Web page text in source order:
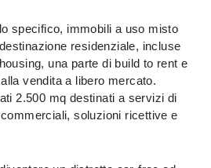
specifico, immobili a uso misto
residenziale, incluse
una parte di build to rent e
vendita a libero mercato.
2.500 mq destinati a servizi di
soluzioni ricettive e